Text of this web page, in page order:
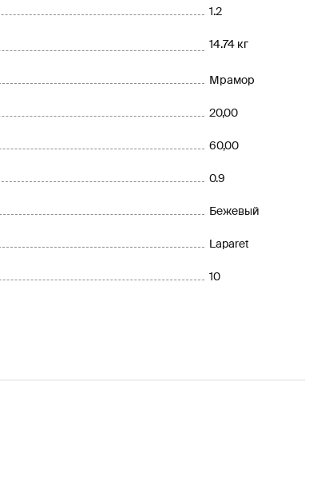
1.2
14.74 кг
Мрамор
20,00
60,00
0.9
Бежевый
Laparet
10